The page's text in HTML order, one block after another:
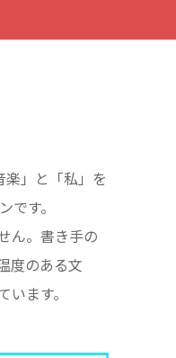
楽」と「私」を
です。
ん。書き手の
度のある文
ます。